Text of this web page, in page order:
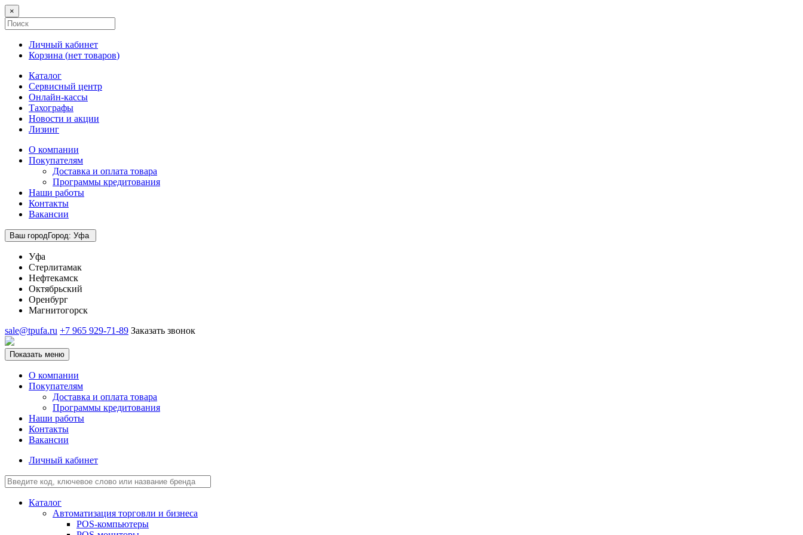
×
Личный кабинет
Корзина (нет товаров)
Каталог
Сервисный центр
Онлайн-кассы
Тахографы
Новости и акции
Лизинг
О компании
Покупателям
Доставка и оплата товара
Программы кредитования
Наши работы
Контакты
Вакансии
Ваш городГород: Уфа
Уфа
Стерлитамак
Нефтекамск
Октябрьский
Оренбург
Магнитогорск
sale@tpufa.ru +7 965 929-71-89 Заказать звонок
Показать меню
О компании
Покупателям
Доставка и оплата товара
Программы кредитования
Наши работы
Контакты
Вакансии
Личный кабинет
Каталог
Автоматизация торговли и бизнеса
POS-компьютеры